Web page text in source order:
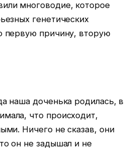
многоводие, которое
генетических
первую причину, вторую
наша доченька родилась, в
что происходит,
Ничего не сказав, они
он не задышал и не